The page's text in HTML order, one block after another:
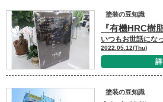
2022.05.12(Thu)
塗装の豆知識
塗装の豆知識